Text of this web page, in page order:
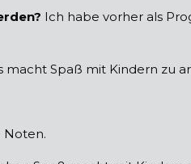
Ich habe vorher als
macht Spaß mit Kindern zu
Noten.